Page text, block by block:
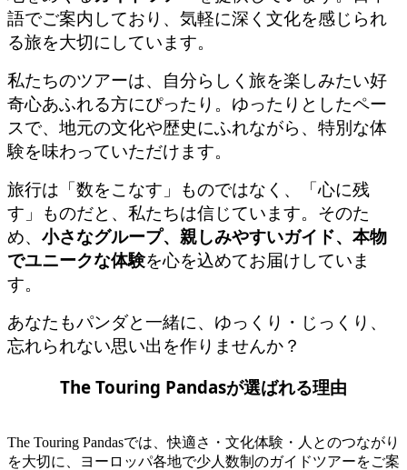
語でご案内しており、気軽に深く文化を感じられ
る旅を大切にしています。
私たちのツアーは、自分らしく旅を楽しみたい好
奇心あふれる方にぴったり。ゆったりとしたペー
スで、地元の文化や歴史にふれながら、特別な体
験を味わっていただけます。
旅行は「数をこなす」ものではなく、「心に残
す」ものだと、私たちは信じています。そのた
め、 小さなグループ、親しみやすいガイド、本物
でユニークな体験を心を込めてお届けしていま
す。
あなたもパンダと一緒に、ゆっくり・じっくり、
忘れられない思い出を作りませんか？
The Touring Pandasが選ばれる理由
The Touring Pandasでは、快適さ・文化体験・人とのつながり
を大切に、ヨーロッパ各地で少人数制のガイドツアーをご案